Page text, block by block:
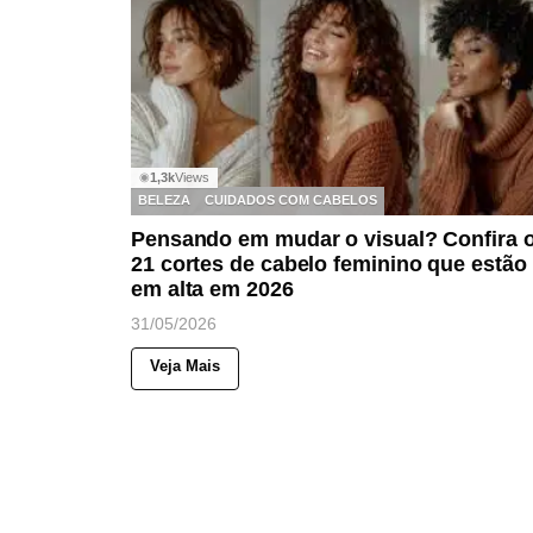
◉1,3kViews
BELEZA
CUIDADOS COM CABELOS
Pensando em mudar o visual? Confira
21 cortes de cabelo feminino que estão
em alta em 2026
31/05/2026
Veja Mais